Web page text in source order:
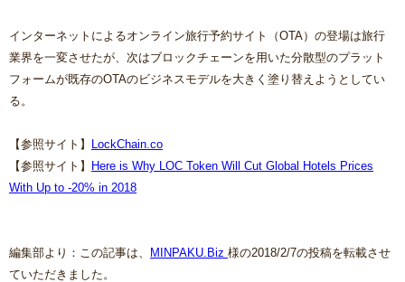
インターネットによるオンライン旅行予約サイト（OTA）の登場は旅行
業界を一変させたが、次はブロックチェーンを用いた分散型のプラット
フォームが既存のOTAのビジネスモデルを大きく塗り替えようとしてい
る。
【参照サイト】 LockChain.co
【参照サイト】 Here is Why LOC Token Will Cut Global Hotels Prices
With Up to -20% in 2018
編集部より：この記事は、 MINPAKU.Biz 様の2018/2/7の投稿を転載させ
ていただきました。